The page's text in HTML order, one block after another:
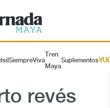
SiempreViva
Tren
Maya
Suplementos
revés